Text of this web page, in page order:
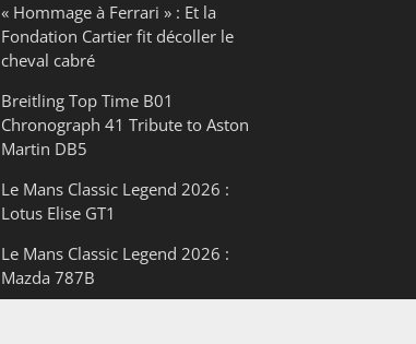
« Hommage à Ferrari » : Et la
Fondation Cartier fit décoller le
cheval cabré
Breitling Top Time B01
Chronograph 41 Tribute to Aston
Martin DB5
Le Mans Classic Legend 2026 :
Lotus Elise GT1
Le Mans Classic Legend 2026 :
Mazda 787B